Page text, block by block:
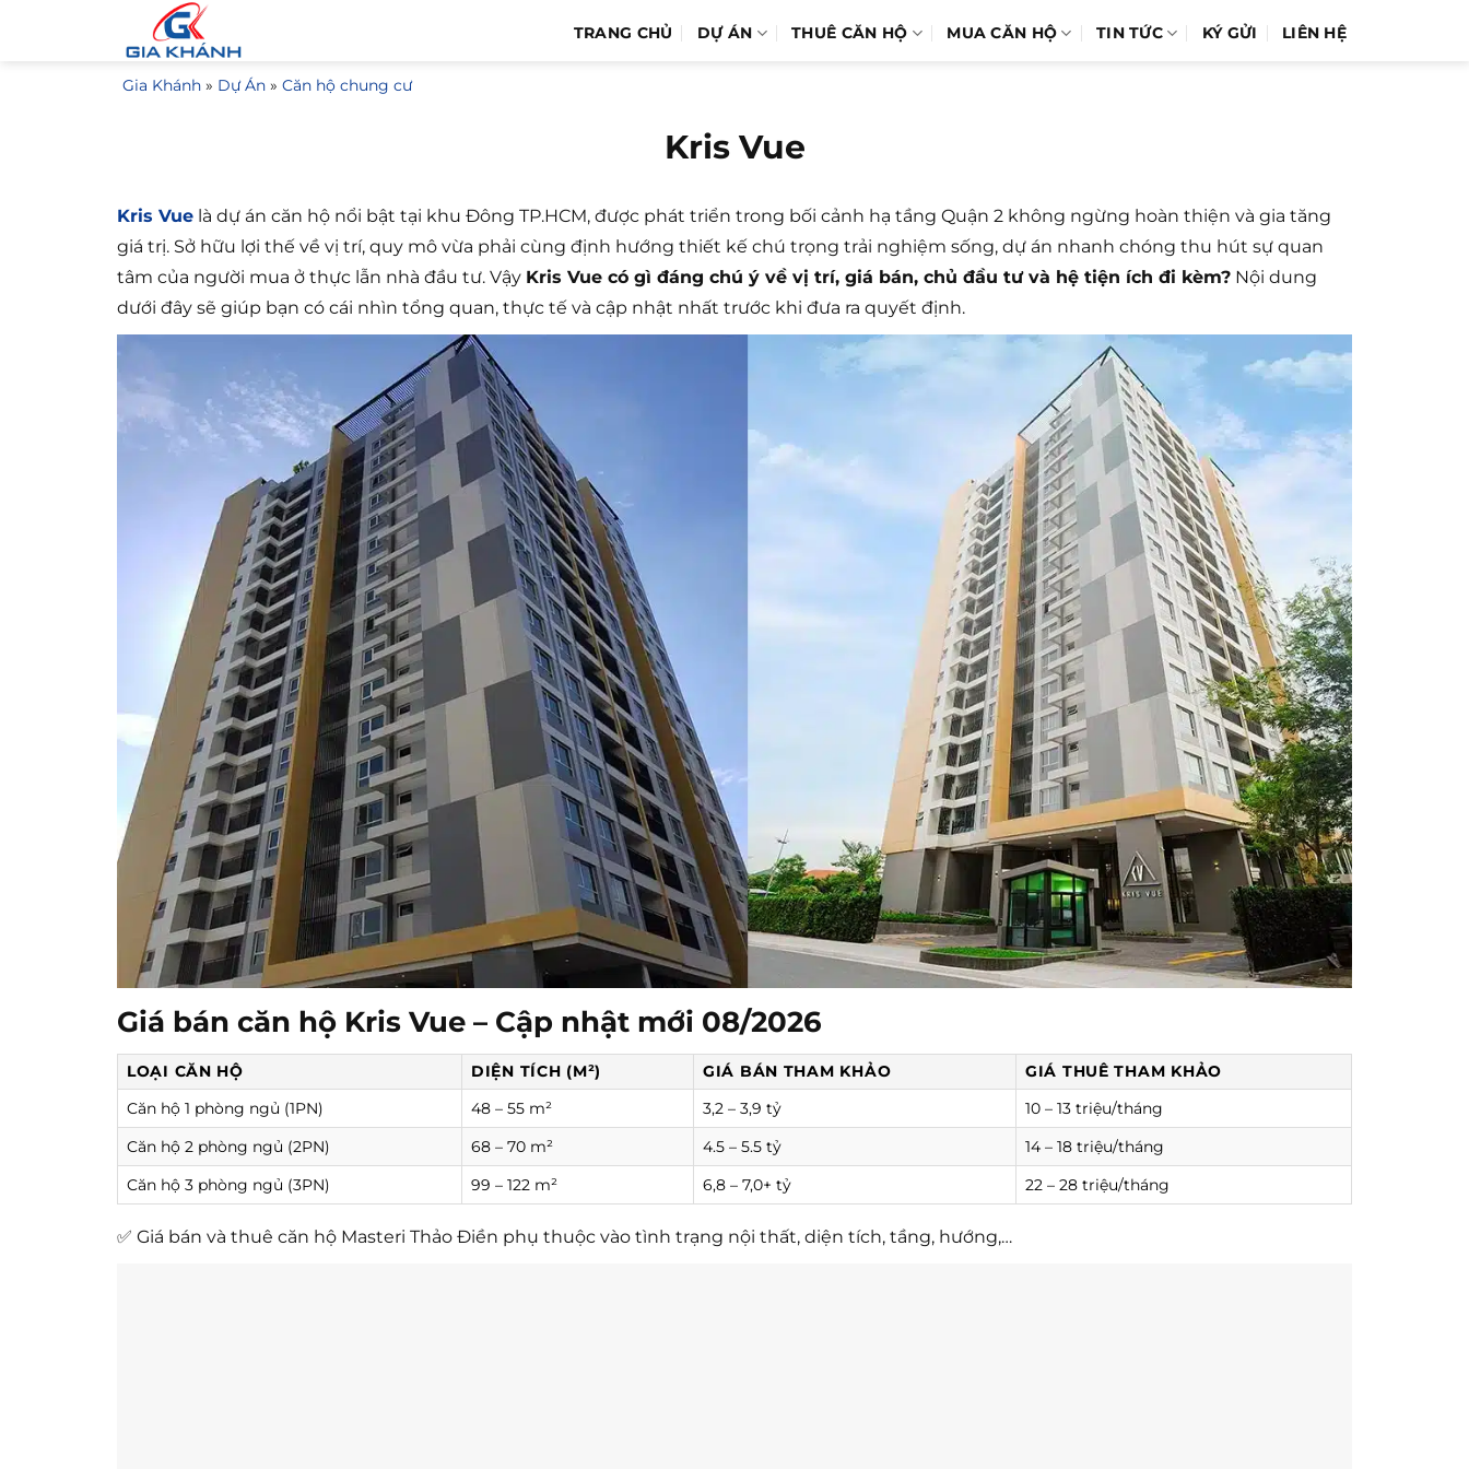
TRANG CHỦ DỰ ÁN THUÊ CĂN HỘ MUA CĂN HỘ TIN TỨC KÝ GỬI LIÊN HỆ
Gia Khánh » Dự Án » Căn hộ chung cư
Kris Vue
Kris Vue là dự án căn hộ nổi bật tại khu Đông TP.HCM, được phát triển trong bối cảnh hạ tầng Quận 2 không ngừng hoàn thiện và gia tăng
giá trị. Sở hữu lợi thế về vị trí, quy mô vừa phải cùng định hướng thiết kế chú trọng trải nghiệm sống, dự án nhanh chóng thu hút sự quan
tâm của người mua ở thực lẫn nhà đầu tư. Vậy Kris Vue có gì đáng chú ý về vị trí, giá bán, chủ đầu tư và hệ tiện ích đi kèm? Nội dung
dưới đây sẽ giúp bạn có cái nhìn tổng quan, thực tế và cập nhật nhất trước khi đưa ra quyết định.
Giá bán căn hộ Kris Vue – Cập nhật mới 08/2026
LOẠI CĂN HỘ DIỆN TÍCH (M²) GIÁ BÁN THAM KHẢO
GIÁ THUÊ THAM KHẢO
Căn hộ 1 phòng ngủ (1PN)
48 – 55 m² 3,2 – 3,9 tỷ
10 – 13 triệu/tháng
Căn hộ 2 phòng ngủ (2PN)
68 – 70 m² 4.5 – 5.5 tỷ
14 – 18 triệu/tháng
Căn hộ 3 phòng ngủ (3PN)
99 – 122 m² 6,8 – 7,0+ tỷ 22 – 28 triệu/tháng
✅ Giá bán và thuê căn hộ Masteri Thảo Điền phụ thuộc vào tình trạng nội thất, diện tích, tầng, hướng,…